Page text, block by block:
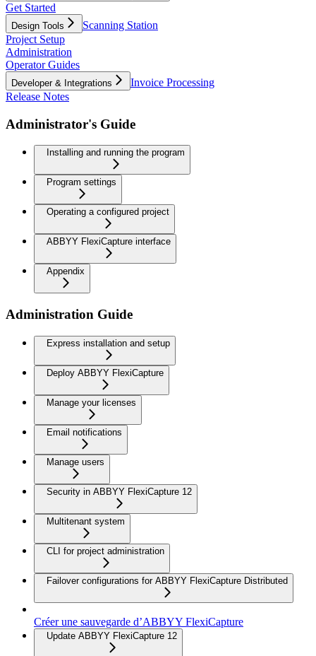
Get Started
Design Tools
Scanning Station
Project Setup
Administration
Operator Guides
Developer & Integrations
Invoice Processing
Release Notes
Administrator's Guide
Installing and running the program
Program settings
Operating a configured project
ABBYY FlexiCapture interface
Appendix
Administration Guide
Express installation and setup
Deploy ABBYY FlexiCapture
Manage your licenses
Email notifications
Manage users
Security in ABBYY FlexiCapture 12
Multitenant system
CLI for project administration
Failover configurations for ABBYY FlexiCapture Distributed
Créer une sauvegarde d’ABBYY FlexiCapture
Update ABBYY FlexiCapture 12